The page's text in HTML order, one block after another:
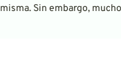
misma. Sin embargo,